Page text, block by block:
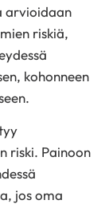
arvioidaan
riskiä,
kohonneen
riski. Painoon
jos oma